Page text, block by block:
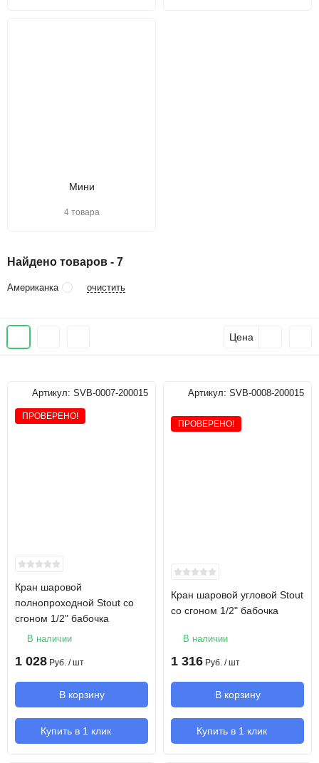
Мини
4 товара
Найдено товаров - 7
Американка очистить
Цена
Артикул: SVB-0007-200015
ПРОВЕРЕНО!
Кран шаровой
полнопроходной Stout со
сгоном 1/2" бабочка
В наличии
1 028 Руб. / шт
В корзину
Купить в 1 клик
Артикул: SVB-0008-200015
ПРОВЕРЕНО!
Кран шаровой угловой Stout
со сгоном 1/2" бабочка
В наличии
1 316 Руб. / шт
В корзину
Купить в 1 клик